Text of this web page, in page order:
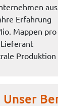
Erfahrung
Mappen
Produktion
Unser